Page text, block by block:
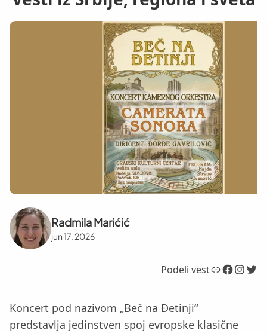
Radmila Marićić
jun 17, 2026
Podeli vestLink Facebook InstagramTwitter
Koncert pod nazivom „Beč na Đetinji“
predstavlja jedinstven spoj evropske klasične